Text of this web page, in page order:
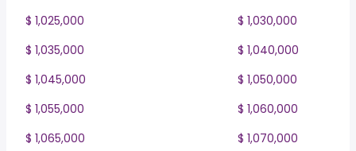
$ 1,025,000
$ 1,030,000
$ 1,035,000
$ 1,040,000
$ 1,045,000
$ 1,050,000
$ 1,055,000
$ 1,060,000
$ 1,065,000
$ 1,070,000